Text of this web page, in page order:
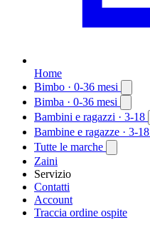
Home
Bimbo · 0-36 mesi
Bimba · 0-36 mesi
Bambini e ragazzi · 3-18
Bambine e ragazze · 3-18
Tutte le marche
Zaini
Servizio
Contatti
Account
Traccia ordine ospite